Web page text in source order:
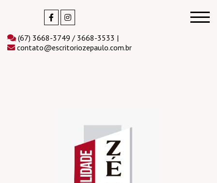
(67) 3668-3749 / 3668-3533 |
contato@escritoriozepaulo.com.br